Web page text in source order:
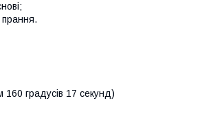
160 градусів 17 секунд)